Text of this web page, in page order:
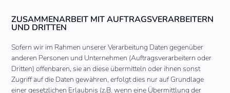
ZUSAMMENARBEIT MIT AUFTRAGSVERARBEITERN
UND DRITTEN
Sofern wir im Rahmen unserer Verarbeitung Daten gegenüber
anderen Personen und Unternehmen (Auftragsverarbeitern oder
Dritten) offenbaren, sie an diese übermitteln oder ihnen sonst
Zugriff auf die Daten gewähren, erfolgt dies nur auf Grundlage
einer gesetzlichen Erlaubnis (z.B. wenn eine Übermittlung der